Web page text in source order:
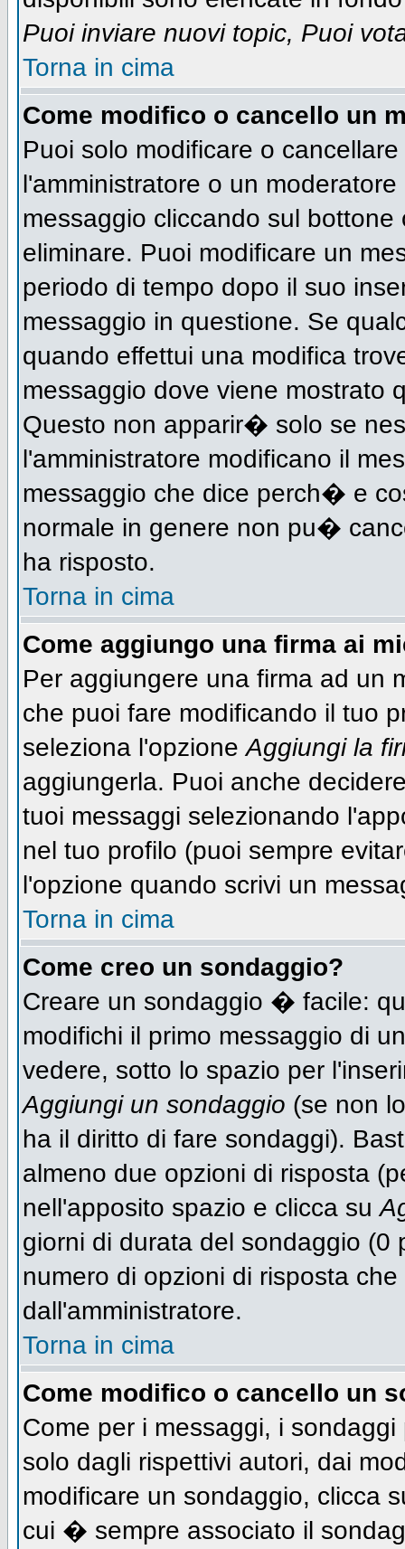
Puoi inviare nuovi topic, Puoi
Torna in cima
Come modifico o cancello un
Puoi solo modificare o
l'amministratore o un
messaggio cliccando sul
eliminare. Puoi modificare un
periodo di tempo dopo il suo
messaggio in questione. Se
quando effettui una modifica
messaggio dove viene mostrato
Questo non apparir� solo se
l'amministratore modificano il
messaggio che dice perch� e
normale in genere non pu�
ha risposto.
Torna in cima
Come aggiungo una firma ai
Per aggiungere una firma ad un
che puoi fare modificando il tuo
seleziona l'opzioneAggiungi la
aggiungerla. Puoi anche
tuoi messaggi selezionando
nel tuo profilo (puoi sempre
l'opzione quando scrivi un
Torna in cima
Come creo un sondaggio?
Creare un sondaggio � facile:
modifichi il primo messaggio di
vedere, sotto lo spazio per
Aggiungi un sondaggio (se non
ha il diritto di fare sondaggi).
almeno due opzioni di risposta
nell'apposito spazio e clicca su
giorni di durata del sondaggio
numero di opzioni di risposta
dall'amministratore.
Torna in cima
Come modifico o cancello un
Come per i messaggi, i
solo dagli rispettivi autori, dai
modificare un sondaggio, clicca
cui � sempre associato il